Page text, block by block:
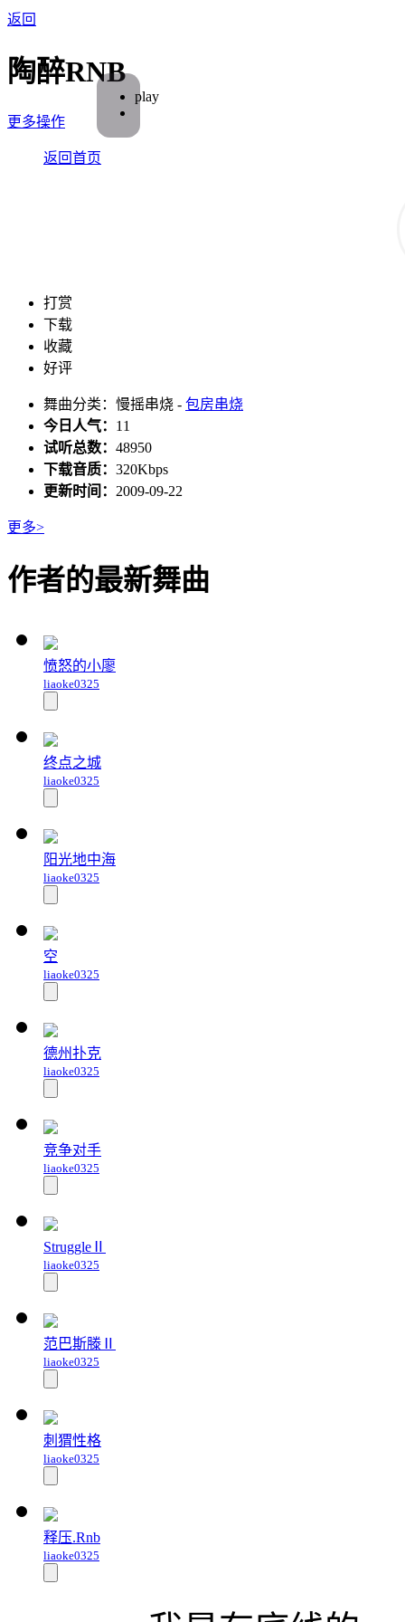
返回
陶醉RNB
更多操作
返回首页
打赏
下载
收藏
好评
舞曲分类：慢摇串烧 - 包房串烧
今日人气： 11
试听总数： 48950
下载音质： 320Kbps
更新时间： 2009-09-22
更多>
作者的最新舞曲
愤怒的小廖
liaoke0325
终点之城
liaoke0325
阳光地中海
liaoke0325
空
liaoke0325
德州扑克
liaoke0325
竞争对手
liaoke0325
StruggleⅡ
liaoke0325
范巴斯滕Ⅱ
liaoke0325
刺猬性格
liaoke0325
释压.Rnb
liaoke0325
play